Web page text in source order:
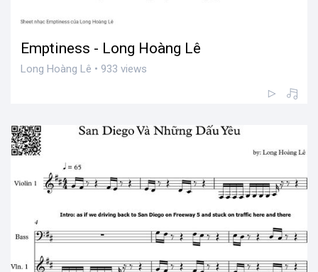
Emptiness - Long Hoàng Lê
Long Hoàng Lê • 933 views